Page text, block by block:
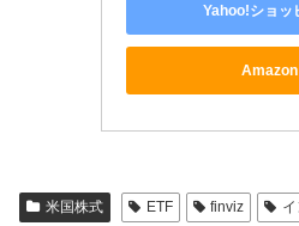
Yahoo!ショッ
Amazon
米国株式 ETF finviz